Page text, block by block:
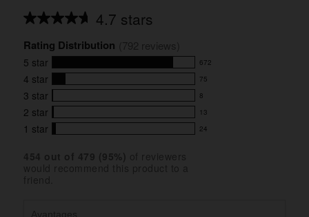
4.7 stars
Average
for
this
product:
4.7
out
of
5
stars
Rating Distribution
5 star 672
672
reviews
with
5
star
rating.
4 star 75
75
reviews
with
4
3 star 8
8
reviews
with
2 star 13
13
reviews
1 star 24
24